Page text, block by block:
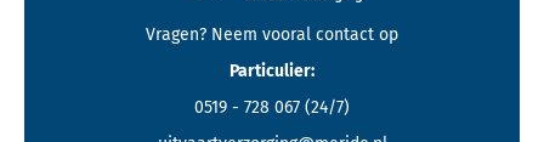
Vragen? Neem vooral contact op
Particulier:
0519 - 728 067 (24/7)